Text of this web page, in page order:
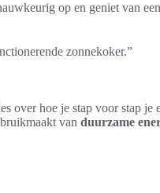
op en geniet van een
zonnekoker.”
over hoe je stap voor stap
van duurzame